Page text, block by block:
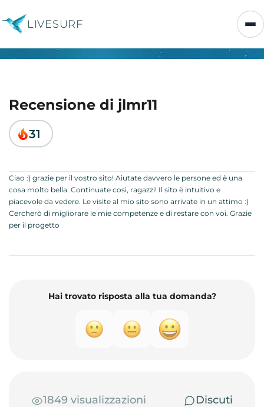
LIVESURF
Recensione di jlmr11
31
Ciao :) grazie per il vostro sito! Aiutate davvero le persone ed è una
cosa molto bella. Continuate così, ragazzi! Il sito è intuitivo e
piacevole da vedere. Le visite al mio sito sono arrivate in un attimo :)
Cercherò di migliorare le mie competenze e di restare con voi. Grazie
per il progetto
Hai trovato risposta alla tua domanda?
1849 visualizzazioni
Discuti